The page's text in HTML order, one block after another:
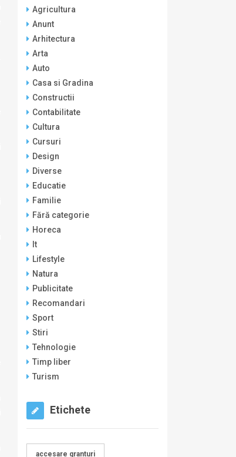
Agricultura
Anunt
Arhitectura
Arta
Auto
Casa si Gradina
Constructii
Contabilitate
Cultura
Cursuri
Design
Diverse
Educatie
Familie
Fără categorie
Horeca
It
Lifestyle
Natura
Publicitate
Recomandari
Sport
Stiri
Tehnologie
Timp liber
Turism
Etichete
accesare granturi